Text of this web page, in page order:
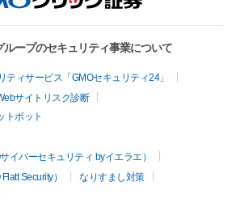
ープのセキュリティ事業について
ィサービス「GMOセキュリティ24」
サイトリスク診断
トボット
イバーセキュリティ byイエラエ）
Security）
なりすまし対策